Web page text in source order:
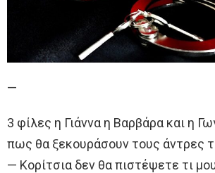
—
3 φίλες η Γιάννα η Βαρβάρα και η
πως θα ξεκουράσουν τους άντρες
— Κορίτσια δεν θα πιστέψετε τι